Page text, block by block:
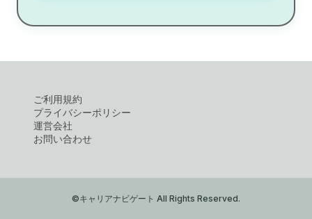
ご利用規約
プライバシーポリシー
運営会社
お問い合わせ
©キャリアナビゲート All Rights Reserved.